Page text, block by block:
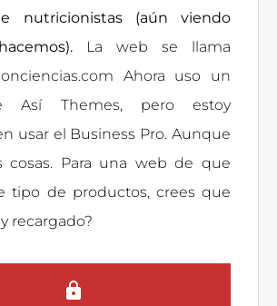
nutricionistas (aún viendo
La web se llama
Ahora uso un
Así Themes, pero estoy
usar el Business Pro. Aunque
cosas. Para una web de que
tipo de productos, crees que
recargado?